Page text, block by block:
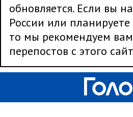
обновляется. Если вы
России или
то мы рекомендуем
перепостов с этого